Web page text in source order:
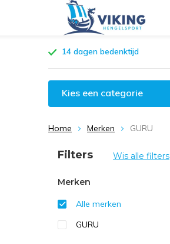
14 dagen bedenktijd
Kies een categorie
Home Merken GURU
Sorteren op:
Filters Wis alle filters
Merken
Alle merken
GURU